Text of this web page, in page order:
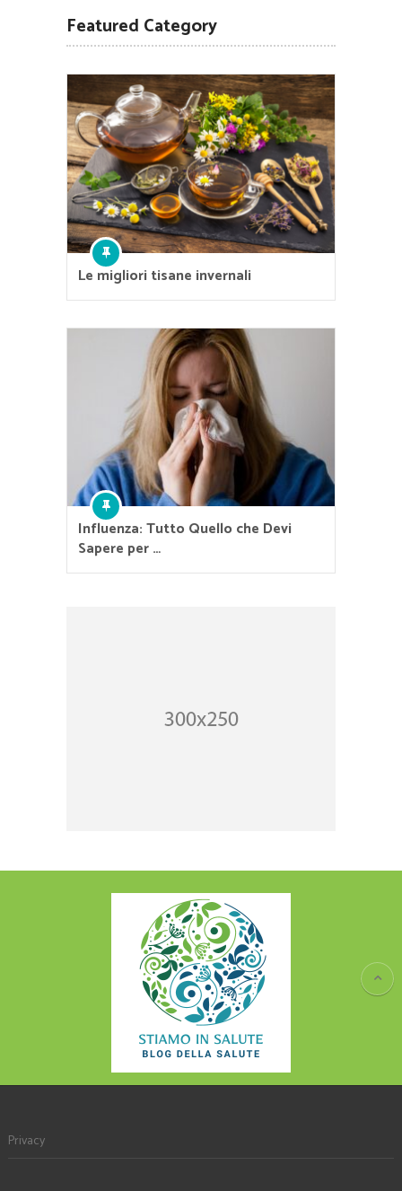
Featured Category
Le migliori tisane invernali
Influenza: Tutto Quello che Devi
Sapere per …
Privacy